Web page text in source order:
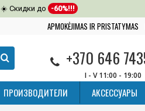
☀️ Скидки до -60%!!!
APMOKĖJIMAS IR PRISTATYMAS
+370 646
I - V 11:00 - 19:00
ПРОИЗВОДИТЕЛИ АКСЕССУАРЫ